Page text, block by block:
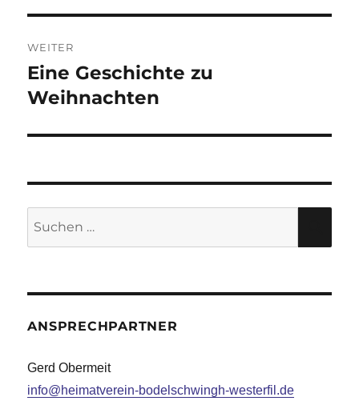
WEITER
Nächster
Beitrag:
Eine Geschichte zu
Weihnachten
ANSPRECHPARTNER
Gerd Obermeit
info@heimatverein-bodelschwingh-westerfil.de